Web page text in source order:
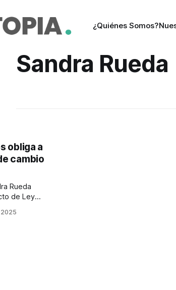
¿Quiénes Somos?
Sandra Rueda
obliga a
cambio
Rueda
de Ley
Climático. Se
2025